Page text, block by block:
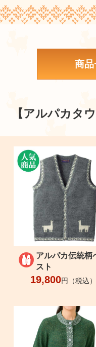
商品
【アルパカタウ
アルパカ伝統柄
スト
19,800円（税込）